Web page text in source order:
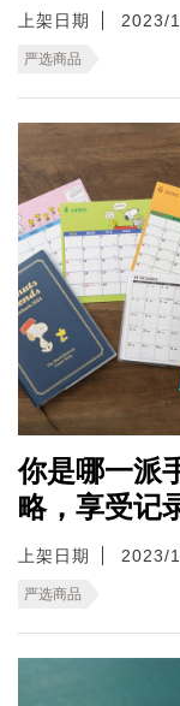
上架日期 2023/
严选商品
你是哪一派
略，享受记
上架日期 2023/
严选商品